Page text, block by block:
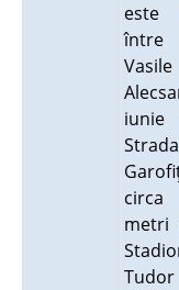
este
între
Vasile
iunie
Strada
metri
Tudor